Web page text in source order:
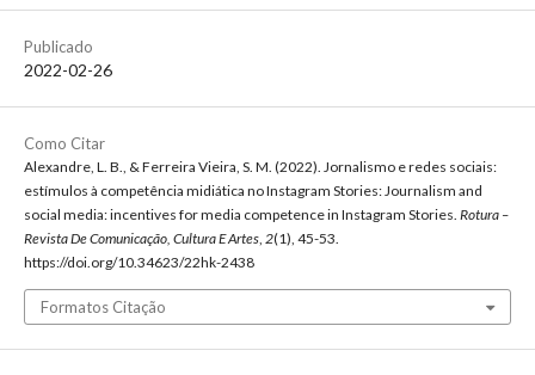
Publicado
2022-02-26
Como Citar
Alexandre, L. B., & Ferreira Vieira, S. M. (2022). Jornalismo e redes sociais:
estímulos à competência midiática no Instagram Stories: Journalism and
social media: incentives for media competence in Instagram Stories. Rotura –
Revista De Comunicação, Cultura E Artes, 2(1), 45-53.
https://doi.org/10.34623/22hk-2438
Formatos Citação